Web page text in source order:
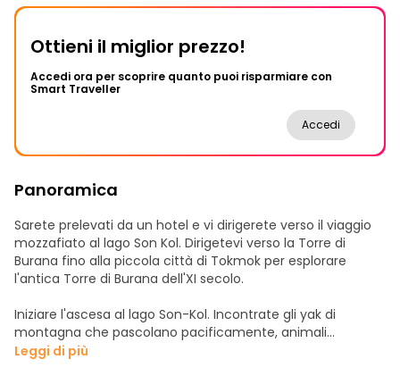
Ottieni il miglior prezzo!
Accedi ora per scoprire quanto puoi risparmiare con
Smart Traveller
Accedi
Panoramica
Sarete prelevati da un hotel e vi dirigerete verso il viaggio
mozzafiato al lago Son Kol. Dirigetevi verso la Torre di
Burana fino alla piccola città di Tokmok per esplorare
l'antica Torre di Burana dell'XI secolo.
Iniziare l'ascesa al lago Son-Kol. Incontrate gli yak di
montagna che pascolano pacificamente, animali
maestosi che stupiscono per la loro potenza. Nei vasti prati
Leggi di più